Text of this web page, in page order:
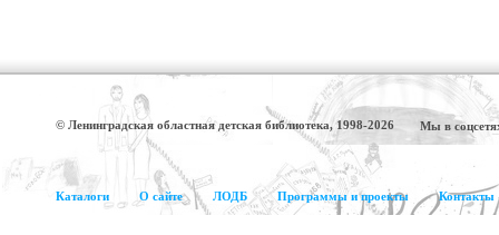
© Ленинградская областная детская библиотека, 1998-2026 Мы в
Каталоги О сайте ЛОДБ Программы и проекты Контакты